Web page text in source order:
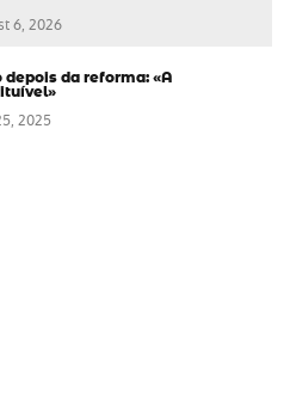
6, 2026
depois da reforma: «A
2025